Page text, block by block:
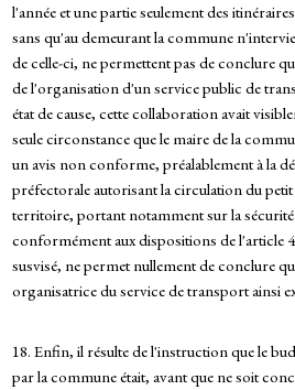
l'année et une partie seulement des
sans qu'au demeurant la commune
de celle-ci, ne permettent pas de conclure
de l'organisation d'un service public de
état de cause, cette collaboration avait
seule circonstance que le maire de la
un avis non conforme, préalablement à la
préfectorale autorisant la circulation du
territoire, portant notamment sur la
conformément aux dispositions de l'article
susvisé, ne permet nullement de conclure
organisatrice du service de transport ainsi
18. Enfin, il résulte de l'instruction que le
par la commune était, avant que ne soit